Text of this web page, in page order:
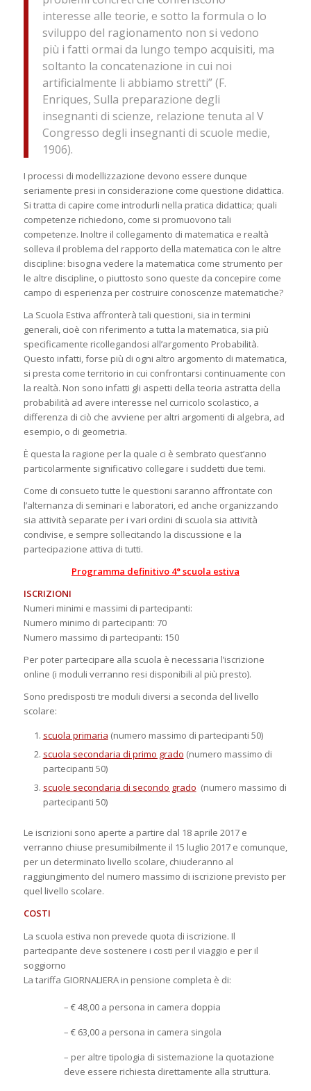
interesse alle teorie, e sotto la formula o lo
sviluppo del ragionamento non si vedono
più i fatti ormai da lungo tempo acquisiti, ma
soltanto la concatenazione in cui noi
artificialmente li abbiamo stretti” (F.
Enriques, Sulla preparazione degli
insegnanti di scienze, relazione tenuta al V
Congresso degli insegnanti di scuole medie,
1906).
I processi di modellizzazione devono essere dunque
seriamente presi in considerazione come questione didattica.
Si tratta di capire come introdurli nella pratica didattica; quali
competenze richiedono, come si promuovono tali
competenze. Inoltre il collegamento di matematica e realtà
solleva il problema del rapporto della matematica con le altre
discipline: bisogna vedere la matematica come strumento per
le altre discipline, o piuttosto sono queste da concepire come
campo di esperienza per costruire conoscenze matematiche?
La Scuola Estiva affronterà tali questioni, sia in termini
generali, cioè con riferimento a tutta la matematica, sia più
specificamente ricollegandosi all’argomento Probabilità.
Questo infatti, forse più di ogni altro argomento di matematica,
si presta come territorio in cui confrontarsi continuamente con
la realtà. Non sono infatti gli aspetti della teoria astratta della
probabilità ad avere interesse nel curricolo scolastico, a
differenza di ciò che avviene per altri argomenti di algebra, ad
esempio, o di geometria.
È questa la ragione per la quale ci è sembrato quest’anno
particolarmente significativo collegare i suddetti due temi.
Come di consueto tutte le questioni saranno affrontate con
l’alternanza di seminari e laboratori, ed anche organizzando
sia attività separate per i vari ordini di scuola sia attività
condivise, e sempre sollecitando la discussione e la
partecipazione attiva di tutti.
Programma definitivo 4° scuola estiva
ISCRIZIONI
Numeri minimi e massimi di partecipanti:
Numero minimo di partecipanti: 70
Numero massimo di partecipanti: 150
Per poter partecipare alla scuola è necessaria l’iscrizione
online (i moduli verranno resi disponibili al più presto).
Sono predisposti tre moduli diversi a seconda del livello
scolare:
scuola primaria (numero massimo di partecipanti 50)
scuola secondaria di primo grado (numero massimo di
partecipanti 50)
scuole secondaria di secondo grado (numero massimo di
partecipanti 50)
Le iscrizioni sono aperte a partire dal 18 aprile 2017 e
verranno chiuse presumibilmente il 15 luglio 2017 e comunque,
per un determinato livello scolare, chiuderanno al
raggiungimento del numero massimo di iscrizione previsto per
quel livello scolare.
COSTI
La scuola estiva non prevede quota di iscrizione. Il
partecipante deve sostenere i costi per il viaggio e per il
soggiorno
La tariffa GIORNALIERA in pensione completa è di:
– € 48,00 a persona in camera doppia
– € 63,00 a persona in camera singola
– per altre tipologia di sistemazione la quotazione
deve essere richiesta direttamente alla struttura.